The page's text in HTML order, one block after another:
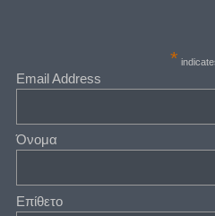
*
Email Address
Όνομα
Επίθετο